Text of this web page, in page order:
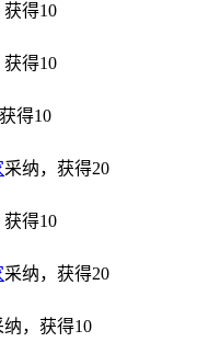
获得10
获得10
得10
采纳，获得20
获得10
采纳，获得20
纳，获得10